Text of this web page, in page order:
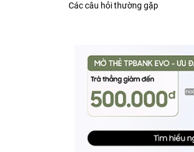
Các câu hỏi thường gặp